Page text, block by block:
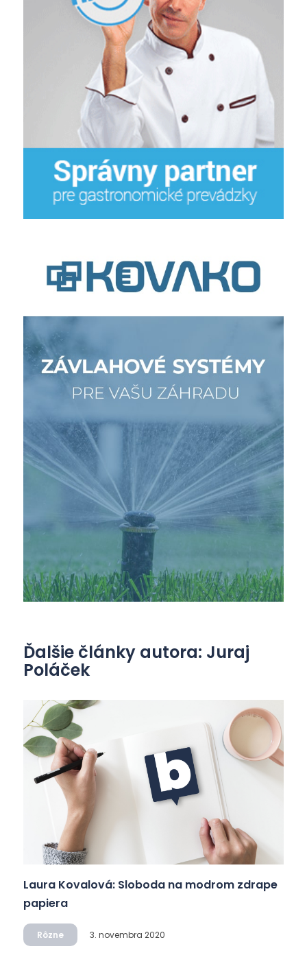
Ďalšie články autora: Juraj
Poláček
Laura Kovalová: Sloboda na modrom zdrape
papiera
Rôzne 3. novembra 2020